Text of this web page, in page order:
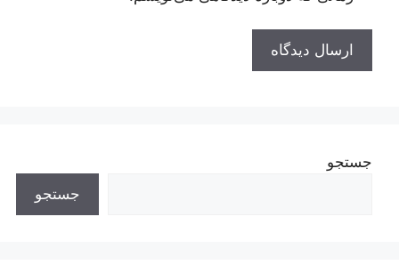
جستجو
جستجو